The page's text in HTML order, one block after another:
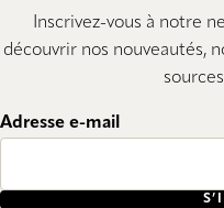
Inscrivez-vous à notre
découvrir nos nouveautés,
Adresse e-mail